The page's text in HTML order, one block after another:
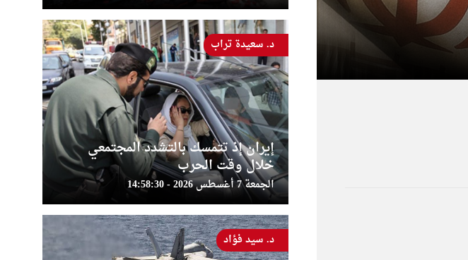
إيران إذ تتمسك بالتشدد المجتمعي
خلال وقت الحرب
الجمعة 7 أغسطس 2026 - 14:58:30
د. سعيدة تراب
د. سيد فؤاد